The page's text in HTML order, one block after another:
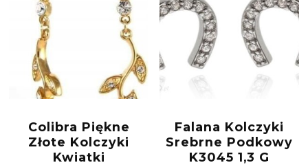
Colibra Piękne
Złote Kolczyki
Kwiatki
Falana Kolczyki
Srebrne Podkowy
K3045 1,3 G